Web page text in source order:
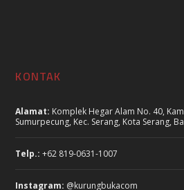
KONTAK
Alamat: Komplek Hegar Alam No. 40,
Sumurpecung, Kec. Serang, Kota Serang,
Telp.: +62 819-0631-1007
Instagram: @kurungbukacom